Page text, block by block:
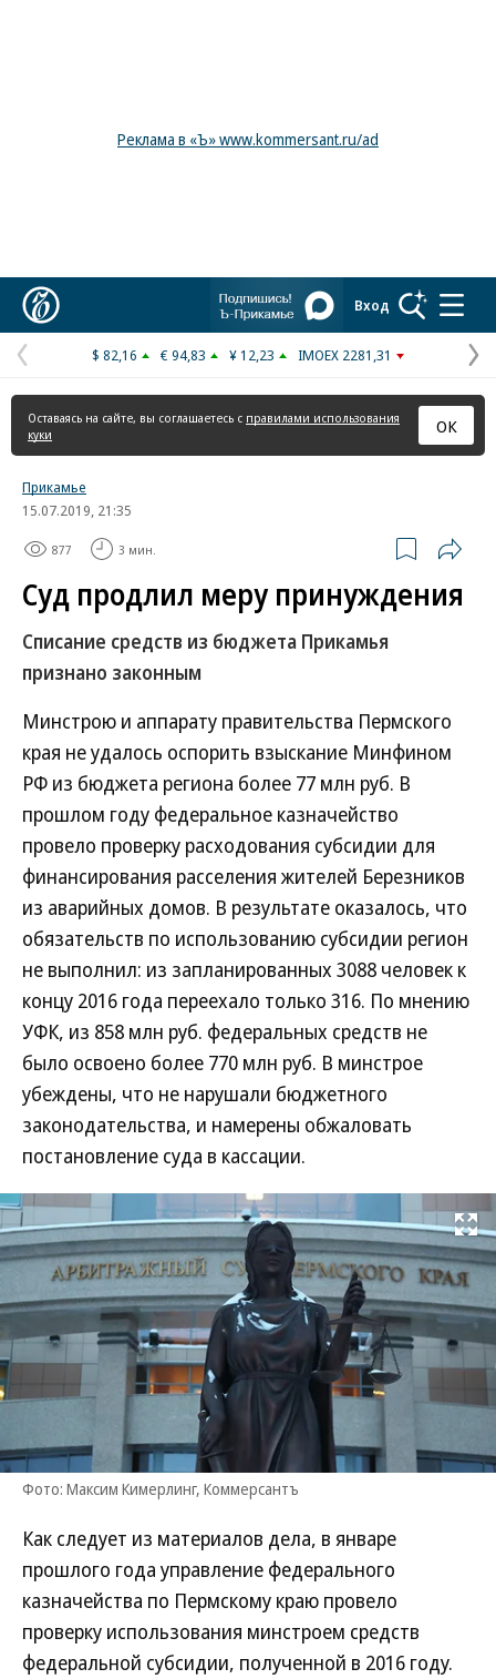
Реклама в «Ъ» www.kommersant.ru/ad
Вход
Предыдущая
страница
$ 82,16 € 94,83 ¥ 12,23 IMOEX 2281,31
Оставаясь на сайте, вы соглашаетесь с правилами использования
куки
ОК
Прикамье
15.07.2019, 21:35
877 3 мин.
Суд продлил меру принуждения
Списание средств из бюджета Прикамья
признано законным
Минстрою и аппарату правительства Пермского
края не удалось оспорить взыскание Минфином
РФ из бюджета региона более 77 млн руб. В
прошлом году федеральное казначейство
провело проверку расходования субсидии для
финансирования расселения жителей Березников
из аварийных домов. В результате оказалось, что
обязательств по использованию субсидии регион
не выполнил: из запланированных 3088 человек к
концу 2016 года переехало только 316. По мнению
УФК, из 858 млн руб. федеральных средств не
было освоено более 770 млн руб. В минстрое
убеждены, что не нарушали бюджетного
законодательства, и намерены обжаловать
постановление суда в кассации.
Развернуть
Фото: Максим Кимерлинг, Коммерсантъ
Как следует из материалов дела, в январе
прошлого года управление федерального
казначейства по Пермскому краю провело
проверку использования минстроем средств
федеральной субсидии, полученной в 2016 году.